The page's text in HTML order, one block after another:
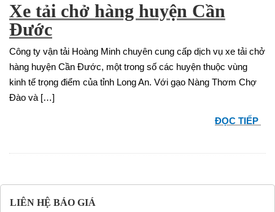
Xe tải chở hàng huyện Cần
Đước
Công ty vận tải Hoàng Minh chuyên cung cấp dịch vụ xe tải chở
hàng huyện Cần Đước, một trong số các huyện thuộc vùng
kinh tế trọng điểm của tỉnh Long An. Với gạo Nàng Thơm Chợ
Đào và […]
ĐỌC TIẾP
LIÊN HỆ BÁO GIÁ